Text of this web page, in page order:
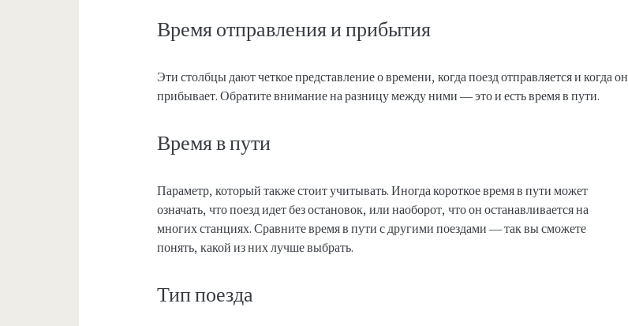
Время отправления и прибытия
Эти столбцы дают четкое представление о времени, когда поезд отправляется и когда он
прибывает. Обратите внимание на разницу между ними — это и есть время в пути.
Время в пути
Параметр, который также стоит учитывать. Иногда короткое время в пути может
означать, что поезд идет без остановок, или наоборот, что он останавливается на
многих станциях. Сравните время в пути с другими поездами — так вы сможете
понять, какой из них лучше выбрать.
Тип поезда